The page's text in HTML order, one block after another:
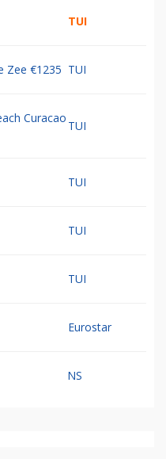
TUI
Zee €1235 TUI
Curacao
TUI
TUI
TUI
TUI
Eurostar
NS